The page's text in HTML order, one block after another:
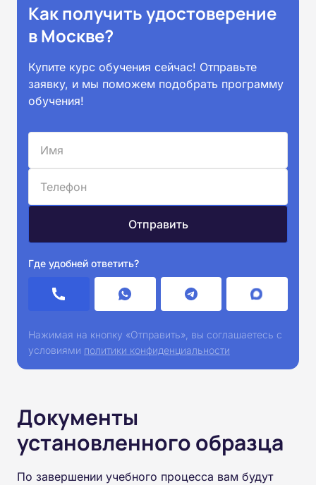
Как получить удостоверение
в Москве?
Купите курс обучения сейчас! Отправьте
заявку, и мы поможем подобрать программу
обучения!
Где удобней ответить?
Нажимая на кнопку «Отправить», вы соглашаетесь с
условиями политики конфиденциальности
Документы
установленного образца
По завершении учебного процесса вам будут